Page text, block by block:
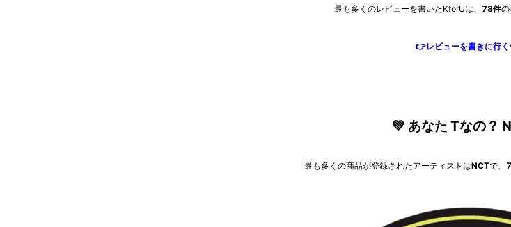
最も多くのレビューを書いたKforUは、 78件の
👉レビューを書きに行
💚 あなた Tなの？
最も多くの商品が登録されたアーティストはNCTで、